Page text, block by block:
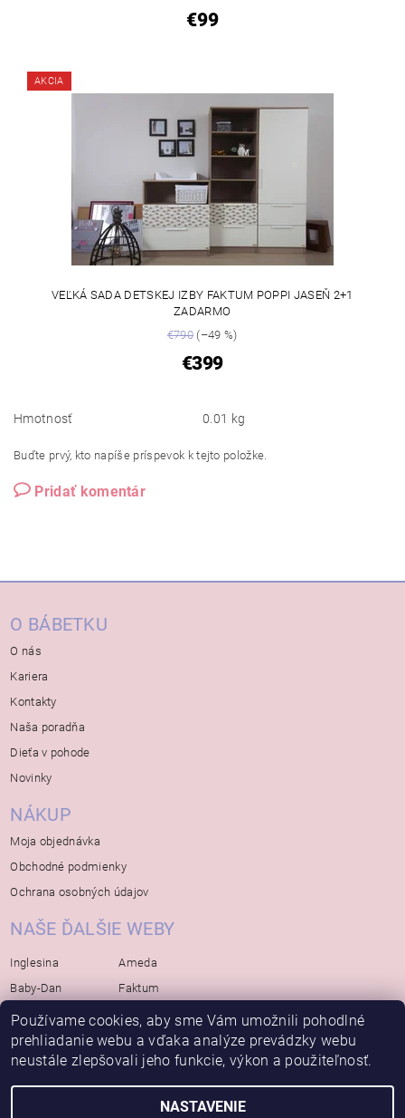
€99
AKCIA
VEĽKÁ SADA DETSKEJ IZBY FAKTUM POPPI JASEŇ 2+1
ZADARMO
€790 (–49 %)
€399
Hmotnosť 0.01 kg
Buďte prvý, kto napíše príspevok k tejto položke.
Pridať komentár
O BÁBETKU
O nás
Kariera
Kontakty
Naša poradňa
Dieťa v pohode
Novinky
NÁKUP
Moja objednávka
Obchodné podmienky
Ochrana osobných údajov
NAŠE ĎALŠIE WEBY
Inglesina
Baby-Dan
Rialto
Bébé-Jou
Avova
Ameda
Faktum
Koelstra
Bambino-Mio
Používame cookies, aby sme Vám umožnili pohodlné
prehliadanie webu a vďaka analýze prevádzky webu
neustále zlepšovali jeho funkcie, výkon a použiteľnosť.
NASTAVENIE